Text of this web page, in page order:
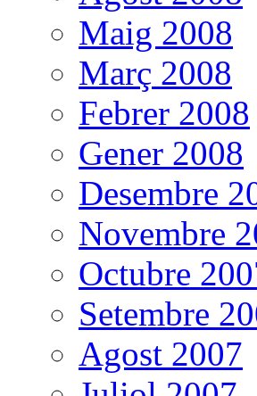
Maig 2008
Març 2008
Febrer 2008
Gener 2008
Desembre
Novembre
Octubre
Setembre
Agost 2007